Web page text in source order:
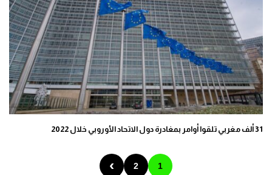
31 ألف مغربي تلقوا أوامر بمغادرة دول الاتحاد الأوروبي خلال 2022
1
2
›